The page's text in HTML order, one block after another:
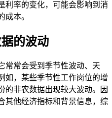
利率的变化，可能会影响到消
成本。
的波动
常常会受到季节性波动、天
如，某些季节性工作岗位的增
的非农数据出现较大波动。因
其他经济指标和背景信息，综